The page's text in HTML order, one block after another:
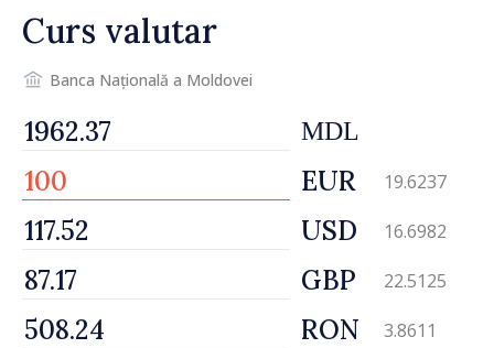
Curs valutar
Banca Națională a Moldovei
MDL
EUR 19.6237
USD 16.6982
GBP 22.5125
RON 3.8611